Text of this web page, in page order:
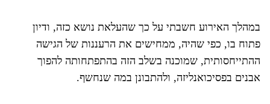
במהלך האירוע חשבתי על כך שהעלאת נושא כזה, ודיון
פתוח בו, כפי שהיה, ממחישים את הרעננות של הגישה
ההתייחסותית, שמוכנה בשלב הזה בהתפתחותה להפוך
אבנים בפסיכואנליזה, ולהתבונן במה שנחשף.